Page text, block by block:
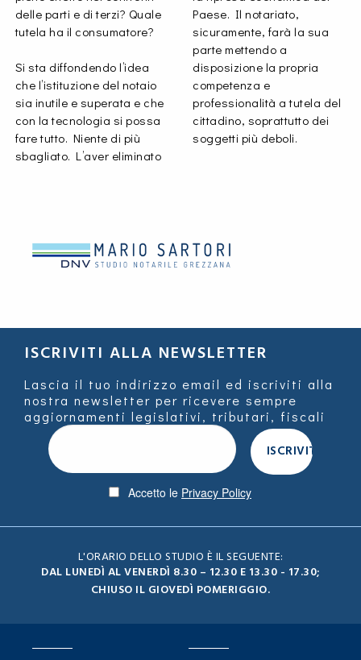
delle parti e di terzi? Quale
tutela ha il consumatore?
Si sta diffondendo l’idea
che l’istituzione del notaio
sia inutile e superata e che
con la tecnologia si possa
fare tutto. Niente di più
sbagliato. L’aver eliminato
Paese. Il notariato,
sicuramente, farà la sua
parte mettendo a
disposizione la propria
competenza e
professionalità a tutela del
cittadino, soprattutto dei
soggetti più deboli.
ISCRIVITI ALLA NEWSLETTER
Lascia il tuo indirizzo email ed iscriviti alla
nostra newsletter per ricevere sempre
aggiornamenti legislativi, tributari, fiscali
Accetto le Privacy Policy
L'ORARIO DELLO STUDIO È IL SEGUENTE:
DAL LUNEDÌ AL VENERDÌ 8.30 – 12.30 E 13.30 - 17.30;
CHIUSO IL GIOVEDÌ POMERIGGIO.